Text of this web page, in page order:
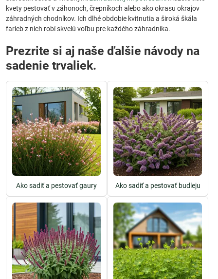
kvety pestovať v záhonoch, črepníkoch alebo ako okrasu okrajov
záhradných chodníkov. Ich dlhé obdobie kvitnutia a široká škála
farieb z nich robí skvelú voľbu pre každého záhradníka.
Prezrite si aj naše ďalšie návody na
sadenie trvaliek.
Ako sadiť a pestovať gaury Ako sadiť a pestovať budleju